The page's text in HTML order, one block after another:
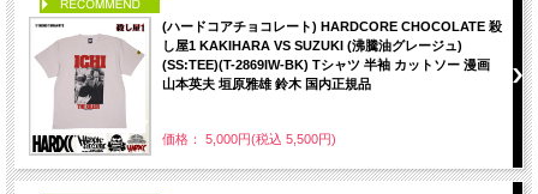
(ハードコアチョコレート) HARDCORE CHOCOLATE 殺
し屋1 KAKIHARA VS SUZUKI (沸騰油グレージュ)
(SS:TEE)(T-2869IW-BK) Tシャツ 半袖 カットソー 漫画
山本英夫 垣原雅雄 鈴木 国内正規品
価格： 5,000円(税込 5,500円)